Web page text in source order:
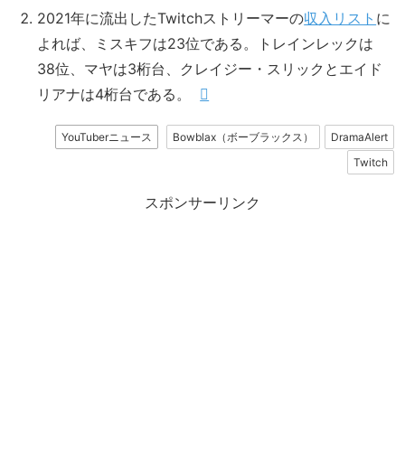
2021年に流出したTwitchストリーマーの収入リスト に
よれば、ミスキフは23位である。トレインレックは
38位、マヤは3桁台、クレイジー・スリックとエイド
リアナは4桁台である。
YouTuberニュース Bowblax（ボーブラックス）
DramaAlert
Twitch
スポンサーリンク